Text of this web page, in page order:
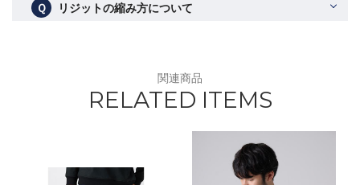
Ｑ リジットの縮み方について
関連商品
RELATED ITEMS